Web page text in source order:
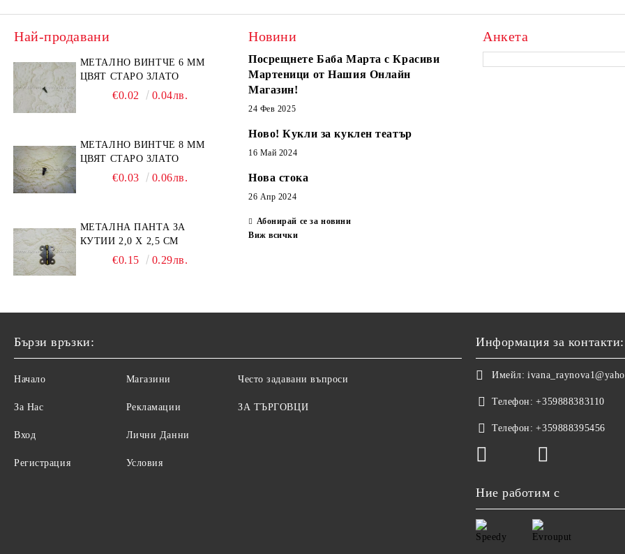
Най-продавани
МЕТАЛНО ВИНТЧЕ 6 ММ
ЦВЯТ СТАРО ЗЛАТО
€0.02 0.04лв.
МЕТАЛНО ВИНТЧЕ 8 ММ
ЦВЯТ СТАРО ЗЛАТО
€0.03 0.06лв.
МЕТАЛНА ПАНТА ЗА
КУТИИ 2,0 Х 2,5 СМ
€0.15 0.29лв.
Новини
Посрещнете Баба Марта с Красиви
Мартеници от Нашия Онлайн
Магазин!
24 Фев 2025
Ново! Кукли за куклен театър
16 Май 2024
Нова стока
26 Апр 2024
Абонирай се за новини
Виж всички
Анкета
Бързи връзки:
Начало
За Нас
Вход
Регистрация
Магазини
Рекламации
Лични Данни
Условия
Често задавани въпроси
ЗА ТЪРГОВЦИ
Информация за контакти:
Имейл:
Телефон: +359888383110
Телефон: +359888395456
Ние работим с